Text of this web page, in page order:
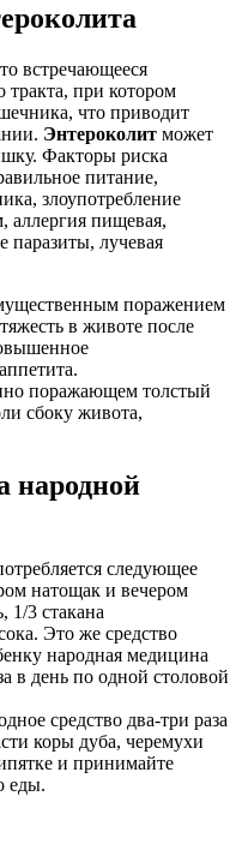
встречающееся
тракта, при котором
что приводит
Энтероколит может
Факторы риска
питание,
злоупотребление
аллергия пищевая,
паразиты, лучевая
поражением
в животе после
поражающем толстый
сбоку живота,
народной
следующее
натощак и вечером
1/3 стакана
Это же средство
народная медицина
в день по одной столовой
средство два-три раза
коры дуба, черемухи
и принимайте
еды.